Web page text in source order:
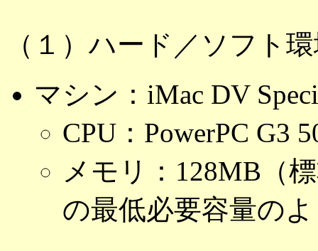
（１）ハード／ソフト
マシン：iMac DV
CPU：PowerPC G3
メモリ：128MB（
の最低必要容量の